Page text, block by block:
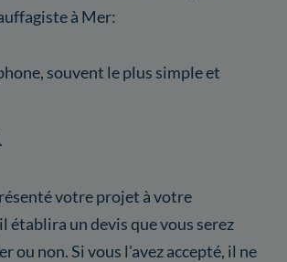
à Mer:
souvent le plus simple et
votre projet à votre
établira un devis que vous serez
ou non. Si vous l'avez accepté, il ne